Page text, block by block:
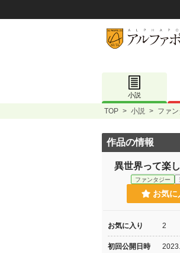
小説
TOP > 小説 > ファ
作品の情報
異世界って楽
ファンタジー
お気に
お気に入り 2
初回公開日時